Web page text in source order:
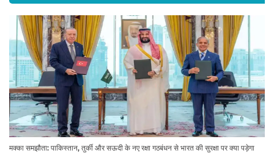
मक्का समझौता: पाकिस्तान, तुर्की और सऊदी के नए रक्षा गठबंधन से भारत की सुरक्षा पर क्या पड़ेगा